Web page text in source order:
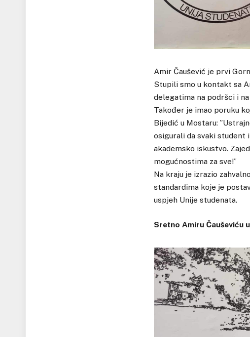
Amir Čaušević je prvi
Stupili smo u kontakt sa
delegatima na podršci i
Također je imao poruku
Bijedić u Mostaru:
osigurali da svaki student
akademsko iskustvo.
mogućnostima za sve!”
Na kraju je izrazio
standardima koje je
uspjeh Unije studenata.
Sretno Amiru Čauševiću